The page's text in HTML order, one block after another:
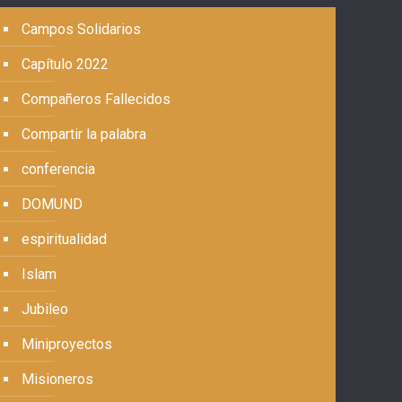
Campos Solidarios
Capítulo 2022
Compañeros Fallecidos
Compartir la palabra
conferencia
DOMUND
espiritualidad
Islam
Jubileo
Miniproyectos
Misioneros